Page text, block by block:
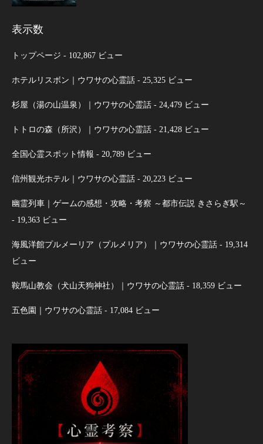
表示数
トップページ - 102,867 ビュー
ホテルリスボン｜ウワサの心霊話 - 25,325 ビュー
杉屋（湯の山温泉）｜ウワサの心霊話 - 24,479 ビュー
トトロの森（所沢）｜ウワサの心霊話 - 21,428 ビュー
全国心霊スポット情報 - 20,789 ビュー
信州観光ホテル｜ウワサの心霊話 - 20,223 ビュー
幽霊列車｜ゲームの感想・攻略・考察 ～都市伝説 きさらぎ駅～
- 19,363 ビュー
海風洋館プルメーリア（プルメリア）｜ウワサの心霊話 - 19,314
ビュー
鞍馬山教会（犬山天狗神社）｜ウワサの心霊話 - 18,359 ビュー
五色園｜ウワサの心霊話 - 17,084 ビュー